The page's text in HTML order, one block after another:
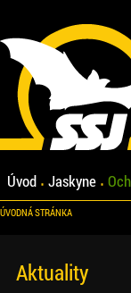
Úvod Jaskyne
ÚVODNÁ STRÁNKA
Aktuality